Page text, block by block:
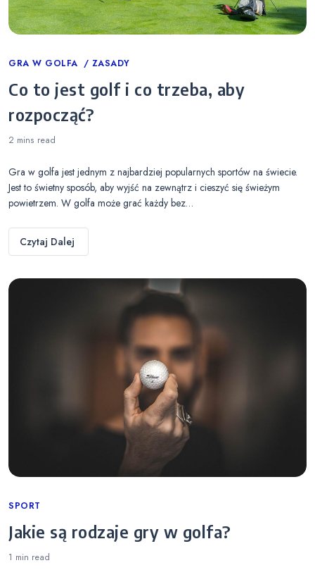
Categories
GRA W GOLFA ZASADY
Co to jest golf i co trzeba, aby
rozpocząć?
2 mins read
Gra w golfa jest jednym z najbardziej popularnych sportów na świecie.
Jest to świetny sposób, aby wyjść na zewnątrz i cieszyć się świeżym
powietrzem. W golfa może grać każdy bez…
Czytaj Dalej
Categories
SPORT
Jakie są rodzaje gry w golfa?
1 min read